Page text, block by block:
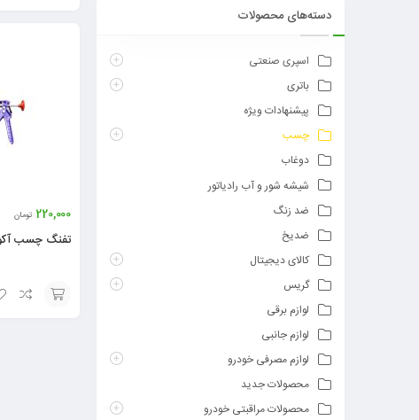
220,000 تومان
تفنگ چسب
دسته‌های محصولات
اسپری صنعتی
باتری
پیشنهادات ویژه
چسب
دوغاب
شیشه شور و آب رادیاتور
ضد زنگ
ضدیخ
کالای دیجیتال
گریس
لوازم برقی
لوازم جانبی
لوازم مصرفی خودرو
محصولات جدید
محصولات مراقبتی خودرو